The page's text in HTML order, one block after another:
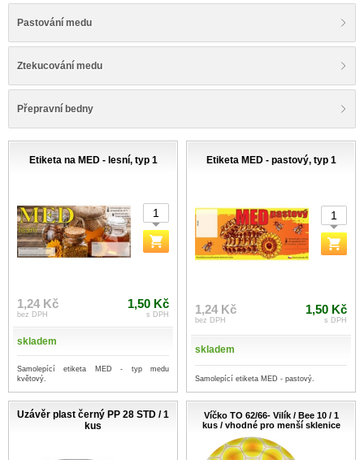
Pastování medu
Ztekucování medu
Přepravní bedny
Etiketa na MED - lesní, typ 1
1,24 Kč
bez DPH
1,50 Kč
s DPH
skladem
Samolepící etiketa MED - typ medu
květový.
Etiketa MED - pastový, typ 1
1,24 Kč
bez DPH
1,50 Kč
s DPH
skladem
Samolepící etiketa MED - pastový.
Uzávěr plast černý PP 28 STD / 1
kus
Víčko TO 62/66- Vilík / Bee 10 / 1
kus / vhodné pro menší sklenice